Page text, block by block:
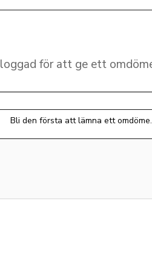
Bli den första att lämna ett omdöme.